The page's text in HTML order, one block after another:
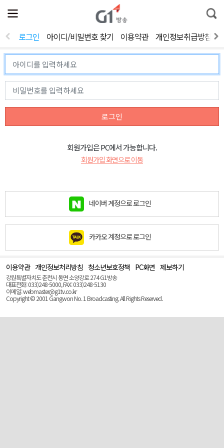
전
체
뉴
열
통
합
색
로그인 아이디/비밀번호 찾기 이용약관 개인정보취급방침
로그인
회원가입은 PC에서 가능합니다.
회원가입 화면으로 이동
네이버 계정으로 로그인
카카오 계정으로 로그인
이용약관 개인정보처리방침 청소년보호정책 PC화면 제보하기
강원특별자치도 춘천시 동면 소양강로 274 G1방송
대표전화: 033)248-5000, FAX: 033)248-5130
이메일: webmaster@g1tv.co.kr
Copyright © 2001 Gangwon No. 1 Broadcasting. All Rights Reserved.